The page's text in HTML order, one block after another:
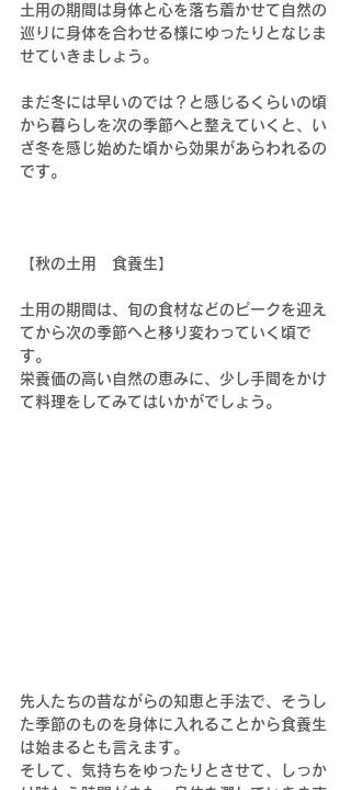
土用の期間は身体と心を落ち着かせて自然の
巡りに身体を合わせる様にゆったりとなじま
せていきましょう。
まだ冬には早いのでは？と感じるくらいの頃
から暮らしを次の季節へと整えていくと、い
ざ冬を感じ始めた頃から効果があらわれるの
です。
【秋の土用　食養生】
土用の期間は、旬の食材などのピークを迎え
てから次の季節へと移り変わっていく頃で
す。
栄養価の高い自然の恵みに、少し手間をかけ
て料理をしてみてはいかがでしょう。
先人たちの昔ながらの知恵と手法で、そうし
た季節のものを身体に入れることから食養生
は始まるとも言えます。
そして、気持ちをゆったりとさせて、しっか